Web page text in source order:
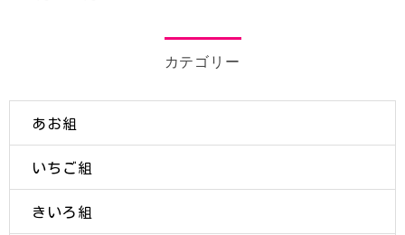
カテゴリー
あお組
いちご組
きいろ組